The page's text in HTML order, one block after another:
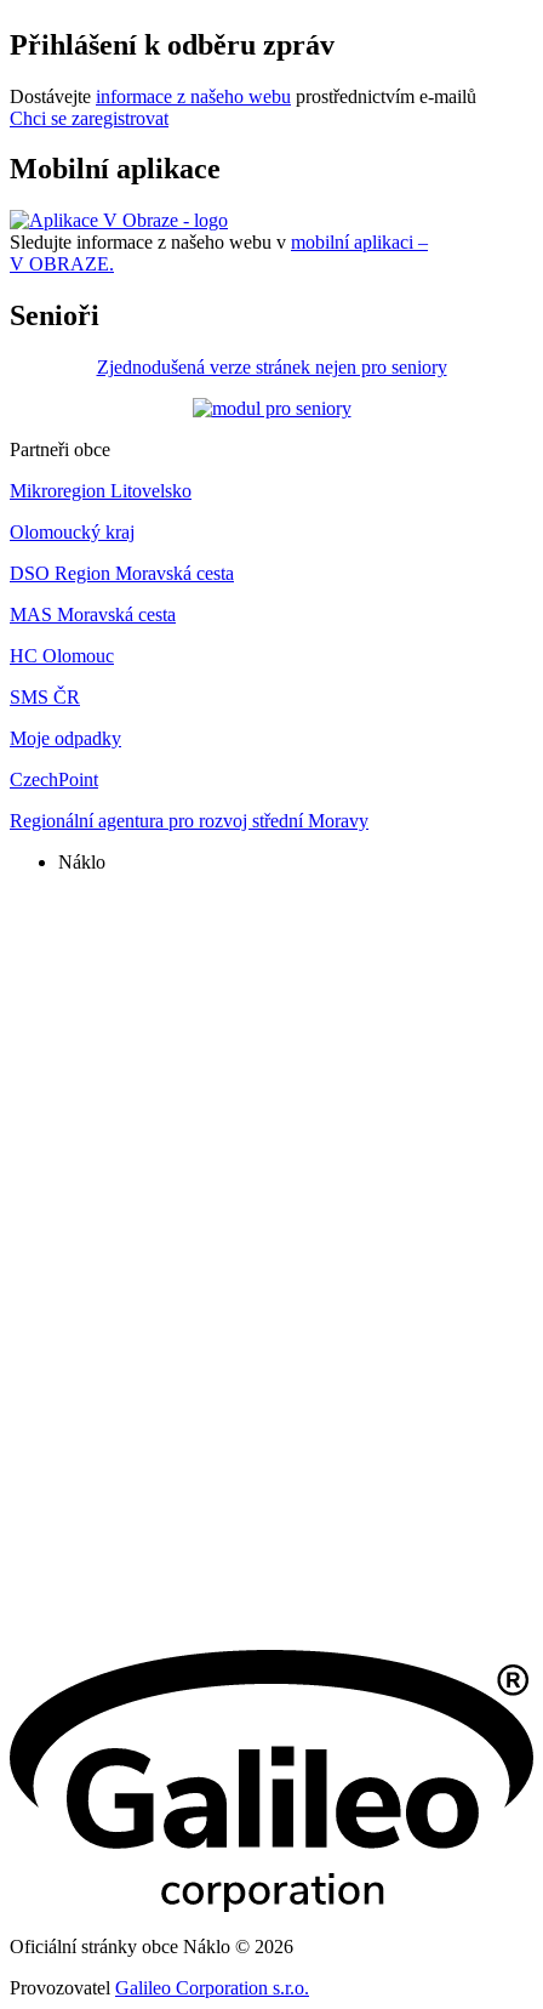
Přihlášení k odběru zpráv
Dostávejte informace z našeho webu prostřednictvím e-mailů
Chci se zaregistrovat
Mobilní aplikace
Sledujte informace z našeho webu v mobilní aplikaci –
V OBRAZE.
Senioři
Zjednodušená verze stránek nejen pro seniory
Partneři obce
Mikroregion Litovelsko
Olomoucký kraj
DSO Region Moravská cesta
MAS Moravská cesta
HC Olomouc
SMS ČR
Moje odpadky
CzechPoint
Regionální agentura pro rozvoj střední Moravy
Náklo
Oficiální stránky obce Náklo © 2026
Provozovatel Galileo Corporation s.r.o.